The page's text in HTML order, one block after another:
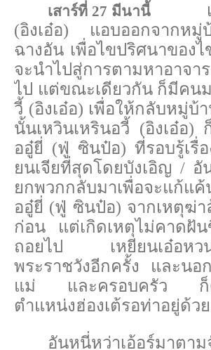
เสาร์ที่ 27 มีนานี้
(อิงเอ๋อ) แอบออกจากหมู่
ฉางอัน เพื่อไขปริศนาของไ
จะนำไปสู่การตามหาอาจา
ไป แต่ขณะเดียวกัน ก็มีคน
วี้ (อิงเอ๋อ) เพื่อให้กลับหมู่บ้
นั้นเหวินเหรินอวี้ (อิงเอ๋อ)
ออู๋ยี่ (ฟู่ ซินป๋อ) ที่รอบรู้เรื่อ
ยนเจียที่สุดโดยบังเอิญ / อั
ยกพวกกลับมาเพื่อจะแก้แค้
ออู๋ยี่ (ฟู่ ซินป๋อ) จากเหตุฆ่า
ก่อน แต่เกิดเหตุไม่คาดฝั
ถอยไป เหยียนเอ๋อหว
พระราชวังอีกครั้ง และนอ
แม่ และครอบครัว ก็ดู
ตำแหน่งฮ่องเต้รอท่าอยู่ด้ว
อันหนี่หว่าเอ้อร์มาตาม